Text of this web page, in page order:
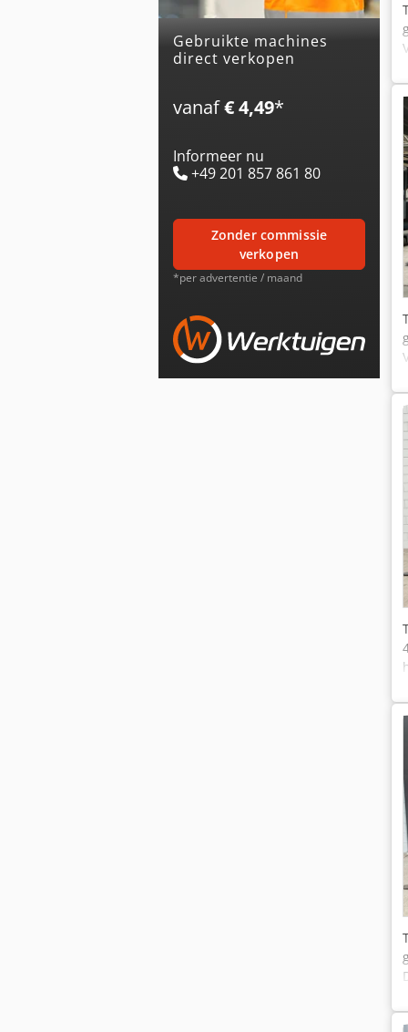
Gebruikte machines
direct verkopen
vanaf€ 4,49*
Informeer nu
+49 201 857 861 80
zonder commissie
verkopen
*per advertentie / maand